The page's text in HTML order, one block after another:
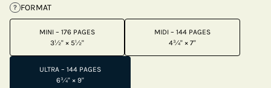
? FORMAT
MINI – 176 PAGES
3½" × 5½"
MIDI – 144 PAGES
4¾" × 7"
ULTRA – 144 PAGES
6¾" × 9"